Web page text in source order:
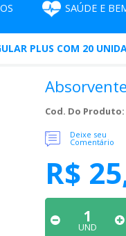
SAÚDE E
PLUS COM 20
Cod. Do Produto:
Deixe seu
Comentário
R$
UND